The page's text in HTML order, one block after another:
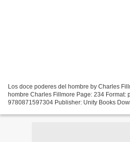
Los doce poderes del hombre by Charles
hombre Charles Fillmore Page: 234 Format:
9780871597304 Publisher: Unity Books